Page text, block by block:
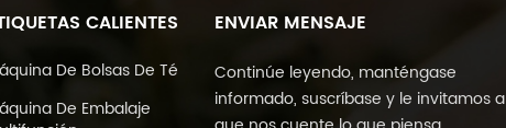
CALIENTES
De Bolsas De Té
De Embalaje
ENVIAR MENSAJE
Continúe leyendo, manténgase
informado, suscríbase y le invitamos a